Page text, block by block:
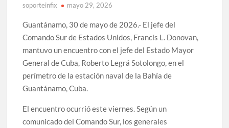
soporteinfix mayo 29, 2026
Guantánamo, 30 de mayo de 2026.- El jefe del
Comando Sur de Estados Unidos, Francis L. Donovan,
mantuvo un encuentro con el jefe del Estado Mayor
General de Cuba, Roberto Legrá Sotolongo, en el
perímetro de la estación naval de la Bahía de
Guantánamo, Cuba.
El encuentro ocurrió este viernes. Según un
comunicado del Comando Sur, los generales